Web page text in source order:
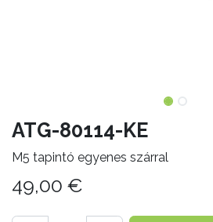
ATG-80114-KE
M5 tapintó egyenes szárral
49,00 €